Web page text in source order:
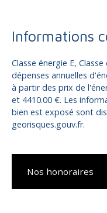
Informations
Classe énergie E,
dépenses annuelles
à partir des prix de
et 4410.00 €. Les
bien est exposé sont
georisques.gouv.fr.
Nos honoraires